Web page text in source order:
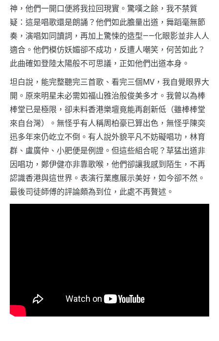
神，他們一開口便將我拉回現實。驚嘆之餘，我不禁質
疑：這是唱歌還是朗誦？他們如此膽量出道，舞蹈毫無節
奏，演唱如同讀詞，再加上驚悚的造型——化眼影並非人人
適合。他們模仿妖媚卻不成功，反遭人嘲笑，何苦如此？
此曲確如登陸太陽般不可思議，正如他們出道本身。
坦白說，能完整聽完三首歌、看完三個MV，我自覺眼界大
開。原來明星未必需如福山雅治般俊美多才。我曾以為棒
棒堂已是極限，卻未料香港樂壇竟能再創新低（雖棒棒堂
來自台灣）。無怪乎有人稱周柏豪已算出色，無怪乎陳奕
迅多年來仍屹立不倒。有人說外貌平凡不妨礙唱功，林育
群、盧廣仲、小肥便是例證。但這些組合呢？草猛出道非
因唱功，鄭伊健亦非靠歌喉，他們卻讓我感到陌生，不再
認識香港與這世界。表演行業應展示美好，如今卻不然。
最後司徒師傅的評論頗為到位，此處不再贅述。